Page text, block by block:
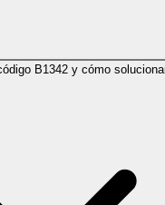
B1342 y cómo